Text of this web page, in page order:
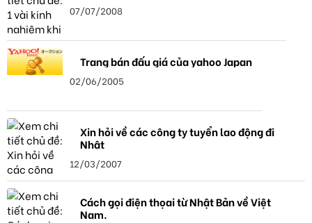
07/07/2008
Trang bán đấu giá của yahoo Japan
02/06/2005
Xin hỏi về các công ty tuyển lao động đi
Nhật
12/03/2007
Cách gọi điện thọai từ Nhật Bản về Việt
Nam.